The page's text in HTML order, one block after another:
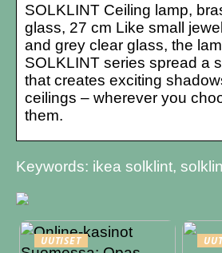
SOLKLINT Ceiling lamp,
glass, 27 cm Like small
and grey clear glass, the
SOLKLINT series spread a
that creates exciting
ceilings – wherever you
them.
Keywords: ikea solklint,
UUTISET